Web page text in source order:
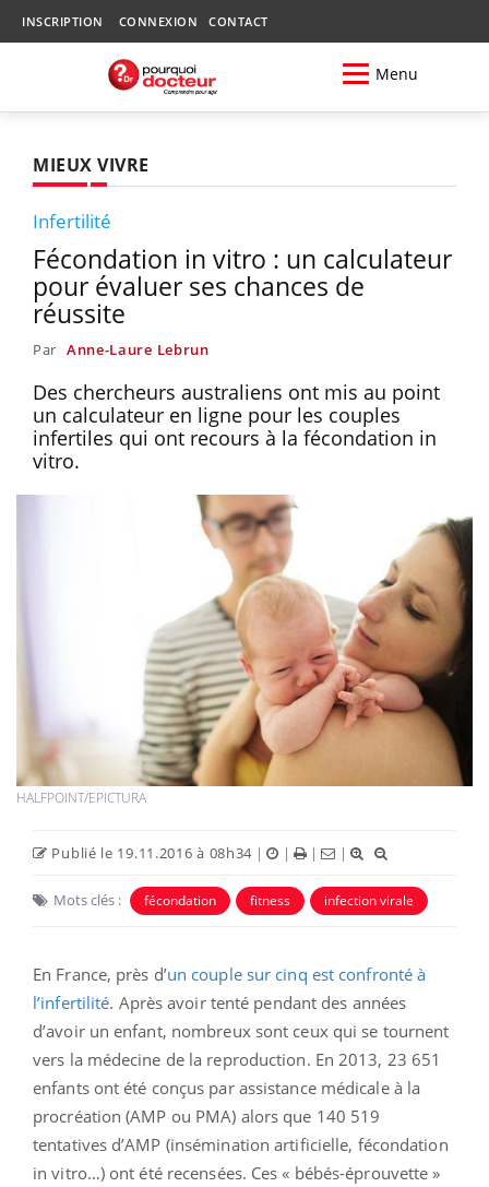
INSCRIPTION CONNEXION CONTACT
Menu
MIEUX VIVRE
Infertilité
Fécondation in vitro : un calculateur
pour évaluer ses chances de
réussite
Par Anne-Laure Lebrun
Des chercheurs australiens ont mis au point
un calculateur en ligne pour les couples
infertiles qui ont recours à la fécondation in
vitro.
HALFPOINT/EPICTURA
Publié le 19.11.2016 à 08h34 | | | |
Mots clés : fécondation fitness infection virale
En France, près d’un couple sur cinq est confronté à
l’infertilité. Après avoir tenté pendant des années
d’avoir un enfant, nombreux sont ceux qui se tournent
vers la médecine de la reproduction. En 2013, 23 651
enfants ont été conçus par assistance médicale à la
procréation (AMP ou PMA) alors que 140 519
tentatives d’AMP (insémination artificielle, fécondation
in vitro…) ont été recensées. Ces « bébés-éprouvette »